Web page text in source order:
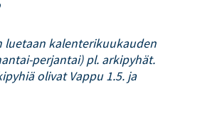
luetaan kalenterikuukauden
perjantai) pl. arkipyhät.
olivat Vappu 1.5. ja